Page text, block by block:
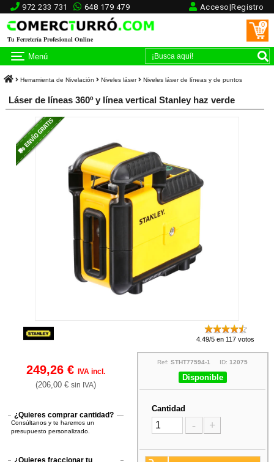
972 233 731 648 179 479 Acceso|Registro
Tu Ferretería Profesional Online
0
Menú
Herramienta de Nivelación Niveles láser Niveles láser de líneas y de puntos
Láser de líneas 360º y línea vertical Stanley haz verde
4.49/5 en 117 votos
249,26 €IVA incl.
(206,00 €sin IVA)
¿Quieres comprar cantidad?
Consúltanos y te haremos un
presupuesto personalizado.
¿Quieres fraccionar tu
Ref:STHT77594-1 ID:12075
Disponible
Cantidad
- +